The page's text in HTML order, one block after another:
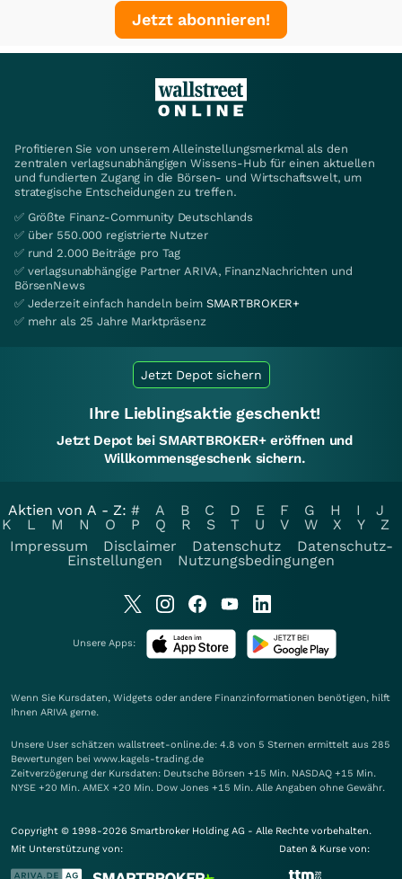
Jetzt abonnieren!
Profitieren Sie von unserem Alleinstellungsmerkmal als den
zentralen verlagsunabhängigen Wissens-Hub für einen aktuellen
und fundierten Zugang in die Börsen- und Wirtschaftswelt, um
strategische Entscheidungen zu treffen.
✅ Größte Finanz-Community Deutschlands
✅ über 550.000 registrierte Nutzer
✅ rund 2.000 Beiträge pro Tag
✅ verlagsunabhängige Partner ARIVA, FinanzNachrichten und
BörsenNews
✅ Jederzeit einfach handeln beim SMARTBROKER+
✅ mehr als 25 Jahre Marktpräsenz
Jetzt Depot sichern
Ihre Lieblingsaktie geschenkt!
Jetzt Depot bei SMARTBROKER+ eröffnen und
Willkommensgeschenk sichern.
Aktien von A - Z: # A B C D E F G H I
J
K
L M N O P Q R S T U V W X Y
Z
Impressum
Disclaimer Datenschutz
Datenschutz-
Einstellungen
Nutzungsbedingungen
Unsere Apps:
Wenn Sie Kursdaten, Widgets oder andere Finanzinformationen benötigen, hilft
Ihnen ARIVA gerne.
Unsere User schätzen wallstreet-online.de: 4.8 von 5 Sternen ermittelt aus 285
Bewertungen bei www.kagels-trading.de
Zeitverzögerung der Kursdaten: Deutsche Börsen +15 Min. NASDAQ +15 Min.
NYSE +20 Min. AMEX +20 Min. Dow Jones +15 Min. Alle Angaben ohne Gewähr.
Copyright © 1998-2026 Smartbroker Holding AG - Alle Rechte vorbehalten.
Mit Unterstützung von:
Daten & Kurse von: